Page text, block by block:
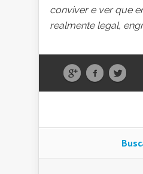
conviver e ver que
realmente legal,